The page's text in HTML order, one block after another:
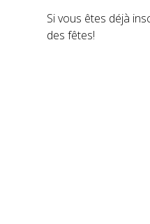
Si vous êtes déjà
des fêtes!